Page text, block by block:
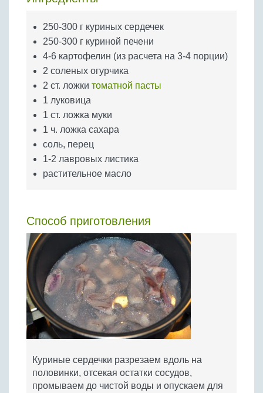
Бобовые
Яйца
Крупы
250-300 г куриных сердечек
250-300 г куриной печени
4-6 картофелин (из расчета на 3-4 порции)
2 соленых огурчика
2 ст. ложки томатной пасты
1 луковица
1 ст. ложка муки
1 ч. ложка сахара
соль, перец
1-2 лавровых листика
растительное масло
Способ приготовления
Куриные сердечки разрезаем вдоль на
половинки, отсекая остатки сосудов,
промываем до чистой воды и опускаем для